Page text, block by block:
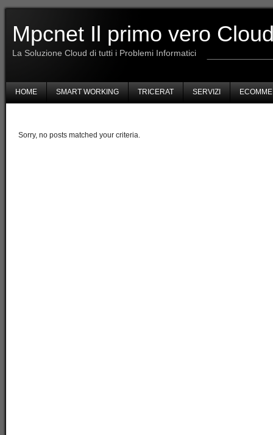
Mpcnet Il primo vero
La Soluzione Cloud di tutti i Problemi Informatici
HOME SMART WORKING TRICERAT SERVIZI
Sorry, no posts matched your criteria.